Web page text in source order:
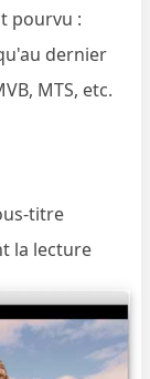
pourvu :
dernier
MTS, etc.
titre
la lecture